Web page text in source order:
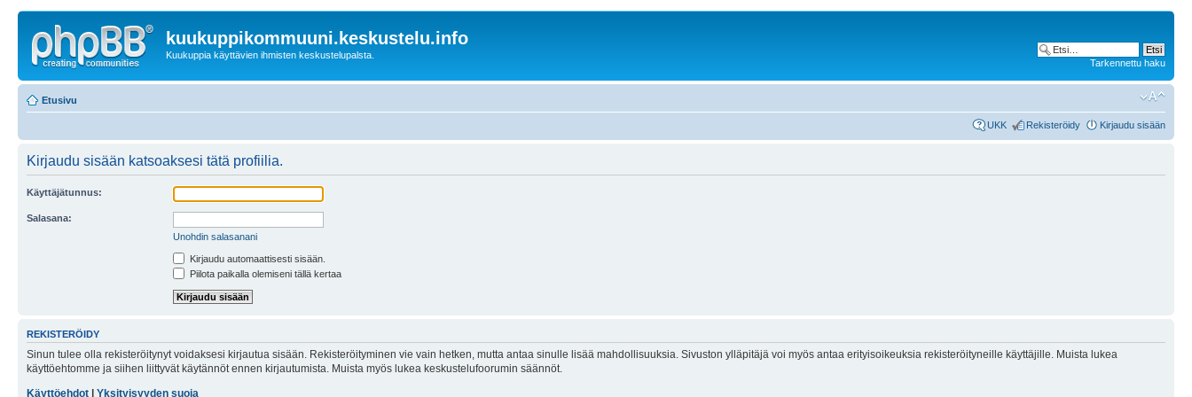
kuukuppikommuuni.keskustelu.info
Kuukuppia käyttävien ihmisten keskustelupalsta.
Tarkennettu haku
Etusivu
UKK Rekisteröidy Kirjaudu sisään
Kirjaudu sisään katsoaksesi tätä profiilia.
Käyttäjätunnus:
Salasana:
Unohdin salasanani
Kirjaudu automaattisesti sisään.
Piilota paikalla olemiseni tällä kertaa
REKISTERÖIDY
Sinun tulee olla rekisteröitynyt voidaksesi kirjautua sisään. Rekisteröityminen vie vain hetken, mutta antaa sinulle lisää mahdollisuuksia. Sivuston ylläpitäjä voi myös antaa erityisoikeuksia rekisteröityneille käyttäjille. Muista lukea
käyttöehtomme ja siihen liittyvät käytännöt ennen kirjautumista. Muista myös lukea keskustelufoorumin säännöt.
Käyttöehdot
Yksityisyyden suoja